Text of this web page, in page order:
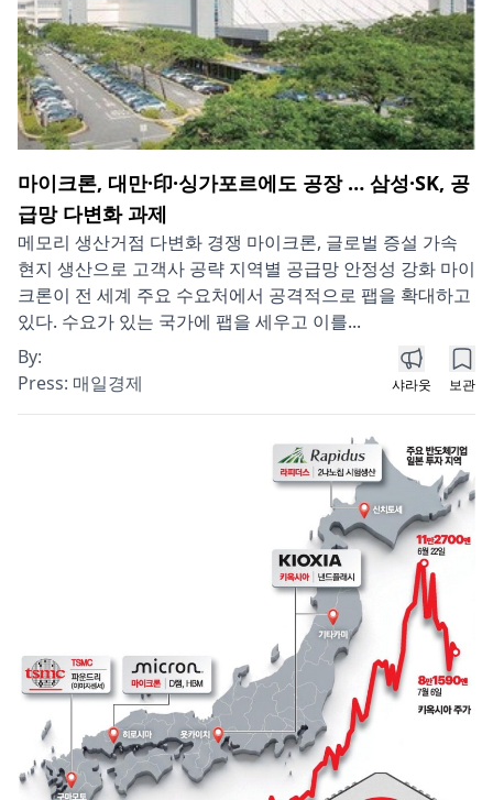
마이크론, 대만·印·싱가포르에도 공장 … 삼성·SK, 공
급망 다변화 과제
메모리 생산거점 다변화 경쟁 마이크론, 글로벌 증설 가속
현지 생산으로 고객사 공략 지역별 공급망 안정성 강화 마이
크론이 전 세계 주요 수요처에서 공격적으로 팹을 확대하고
있다. 수요가 있는 국가에 팹을 세우고 이를...
By:
Press: 매일경제 샤라웃 보관